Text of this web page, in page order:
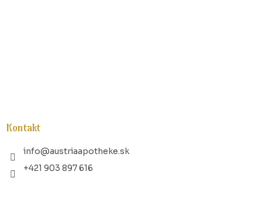
Kontakt
info@austriaapotheke.sk
+421 903 897 616